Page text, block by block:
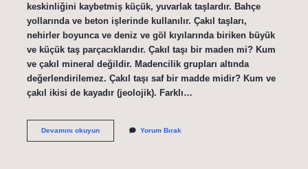
keskinliğini kaybetmiş küçük, yuvarlak taşlardır. Bahçe
yollarında ve beton işlerinde kullanılır. Çakıl taşları,
nehirler boyunca ve deniz ve göl kıyılarında biriken büyük
ve küçük taş parçacıklarıdır. Çakıl taşı bir maden mi? Kum
ve çakıl mineral değildir. Madencilik grupları altında
değerlendirilemez. Çakıl taşı saf bir madde midir? Kum ve
çakıl ikisi de kayadır (jeolojik). Farklı…
Devamını okuyunÇakıl
Yorum Bırak